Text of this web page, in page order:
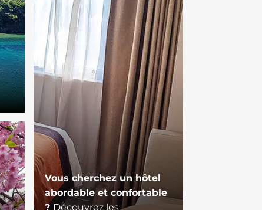
Vous cherchez un hôtel
abordable et confortable
? Découvrez les